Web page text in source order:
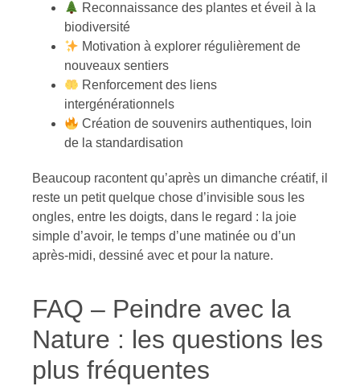
Reconnaissance des plantes et éveil à la
biodiversité
Motivation à explorer régulièrement de
nouveaux sentiers
Renforcement des liens
intergénérationnels
Création de souvenirs authentiques, loin
de la standardisation
Beaucoup racontent qu’après un dimanche créatif, il
reste un petit quelque chose d’invisible sous les
ongles, entre les doigts, dans le regard : la joie
simple d’avoir, le temps d’une matinée ou d’un
après-midi, dessiné avec et pour la nature.
FAQ – Peindre avec la
Nature : les questions les
plus fréquentes